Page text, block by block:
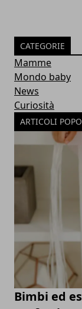
CATEGORIE
Mamme
Mondo baby
News
Curiosità
ARTICOLI
Bimbi ed